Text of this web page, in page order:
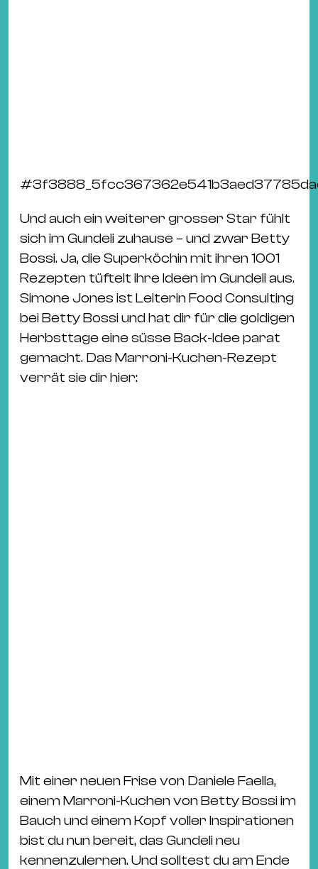
#
Und auch ein weiterer grosser Star fühlt
sich im Gundeli zuhause – und zwar Betty
Bossi. Ja, die Superköchin mit ihren 1001
Rezepten tüftelt ihre Ideen im Gundeli aus.
Simone Jones ist Leiterin Food Consulting
bei Betty Bossi und hat dir für die goldigen
Herbsttage eine süsse Back-Idee parat
gemacht. Das Marroni-Kuchen-Rezept
verrät sie dir hier:
Mit einer neuen Frise von Daniele Faella,
einem Marroni-Kuchen von Betty Bossi im
Bauch und einem Kopf voller Inspirationen
bist du nun bereit, das Gundeli neu
kennenzulernen. Und solltest du am Ende